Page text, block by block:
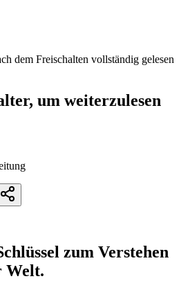
dem Freischalten vollständig gelesen
um weiterzulesen
zum Verstehen
Welt.